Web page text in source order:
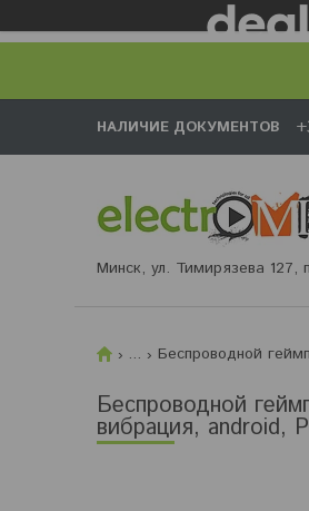
НАЛИЧИЕ ДОКУМЕНТОВ
Минск, ул. Тимирязева 127,
... Беспроводной
Беспроводной
вибрация, android,